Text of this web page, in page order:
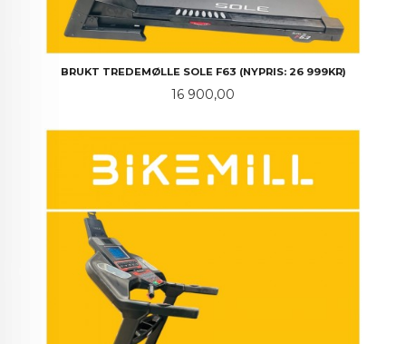
BRUKT TREDEMØLLE SOLE F63 (NYPRIS: 26 999KR)
Pris
16 900,00